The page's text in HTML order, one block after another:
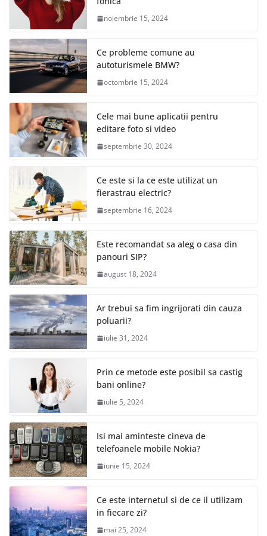
noiembrie 15, 2024
Ce probleme comune au
autoturismele BMW?
octombrie 15, 2024
Cele mai bune aplicatii pentru
editare foto si video
septembrie 30, 2024
Ce este si la ce este utilizat un
fierastrau electric?
septembrie 16, 2024
Este recomandat sa aleg o casa din
panouri SIP?
august 18, 2024
Ar trebui sa fim ingrijorati din cauza
poluarii?
iulie 31, 2024
Prin ce metode este posibil sa castig
bani online?
iulie 5, 2024
Isi mai aminteste cineva de
telefoanele mobile Nokia?
iunie 15, 2024
Ce este internetul si de ce il utilizam
in fiecare zi?
mai 25, 2024